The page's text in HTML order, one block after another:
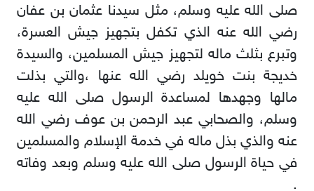
صلى الله عليه وسلم، مثل سيدنا عثمان بن عفان
رضي الله عنه الذي تكفل بتجهيز جيش العسرة،
وتبرع بثلث ماله لتجهيز جيش المسلمين، والسيدة
خديجة بنت خويلد رضي الله عنها ،والتي بذلت
مالها وجهدها لمساعدة الرسول صلى الله عليه
وسلم، والصحابي عبد الرحمن بن عوف رضي الله
عنه والذي بذل ماله في خدمة الإسلام والمسلمين
في حياة الرسول صلى الله عليه وسلم وبعد وفاته
.